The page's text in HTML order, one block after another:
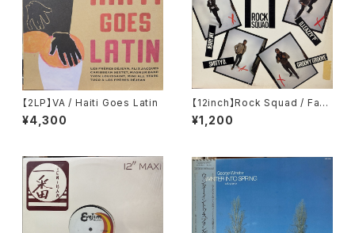
【2LP】VA / Haiti Goes Latin
¥4,300
【12inch】Rock Squad / Fact
s Of Life
¥1,200